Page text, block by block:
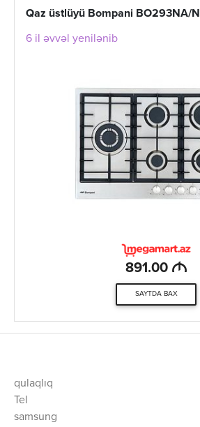
Qaz üstlüyü Bompani BO293NA/N
6 il əvvəl yenilənib
891.00 M
SAYTDA BAX
qulaqlıq
Tel
samsung